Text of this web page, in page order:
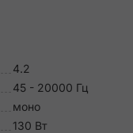
4.2
45 - 20000 Гц
моно
130 Вт